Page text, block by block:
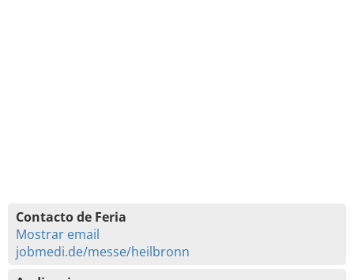
Contacto de Feria
Mostrar email
jobmedi.de/messe/heilbronn